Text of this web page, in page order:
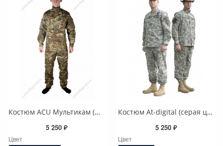
Костюм ACU Мультикам (МТР), Rip-stop
5 250 ₽
Цвет
Костюм At-digital (серая цифра)
5 250 ₽
Цвет